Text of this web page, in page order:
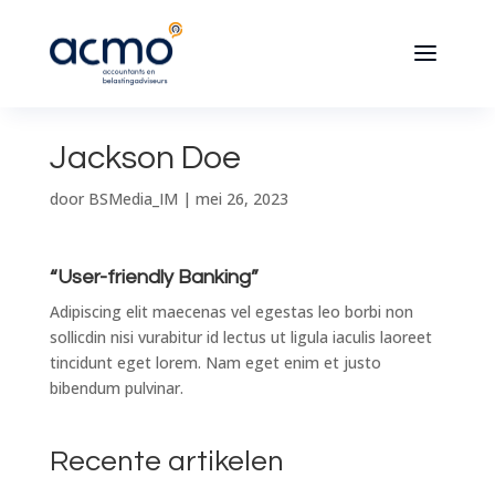
Jackson Doe
door BSMedia_IM | mei 26, 2023
“User-friendly Banking”
Adipiscing elit maecenas vel egestas leo borbi non
sollicdin nisi vurabitur id lectus ut ligula iaculis laoreet
tincidunt eget lorem. Nam eget enim et justo
bibendum pulvinar.
Recente artikelen